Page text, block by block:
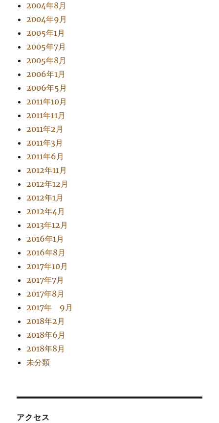
2004年8月
2004年9月
2005年1月
2005年7月
2005年8月
2006年1月
2006年5月
2011年10月
2011年11月
2011年2月
2011年3月
2011年6月
2012年11月
2012年12月
2012年1月
2012年4月
2013年12月
2016年1月
2016年8月
2017年10月
2017年7月
2017年8月
2017年 9月
2018年2月
2018年6月
2018年8月
未分類
アクセス